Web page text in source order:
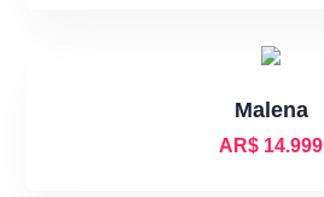
Malena
AR$ 14.999